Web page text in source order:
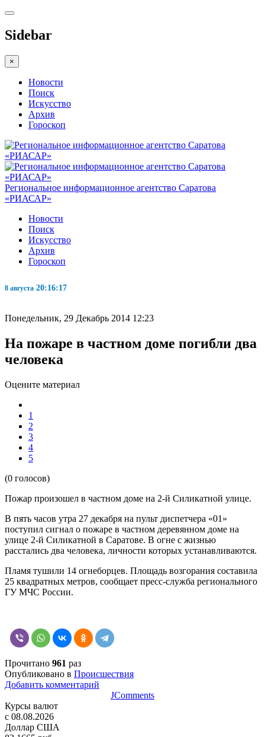
Sidebar
×
Новости
Поиск
Искусство
Архив
Гороскоп
Региональное информационное агентство Саратова
«РИАСАР»
Новости
Поиск
Искусство
Архив
Гороскоп
8 августа 20:16:17
Понедельник, 29 Декабрь 2014 12:23
На пожаре в частном доме погибли два
человека
Оцените материал
1
2
3
4
5
(0 голосов)
Пожар произошел в частном доме на 2-й Силикатной улице.
В пять часов утра 27 декабря на пульт диспетчера «01»
поступил сигнал о пожаре в частном деревянном доме на
улице 2-й Силикатной в Саратове. В огне с жизнью
расстались два человека, личности которых устанавливаются.
Пламя тушили 14 огнеборцев. Площадь возгорания составила
25 квадратных метров, сообщает пресс-служба регионального
ГУ МЧС России.
Прочитано 961 раз
Опубликовано в Происшествия
Добавить комментарий
JComments
Курсы валют
c 08.08.2026
Доллар США